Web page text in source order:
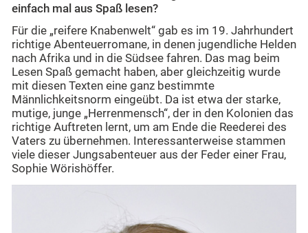
einfach mal aus Spaß lesen?
Für die „reifere Knabenwelt“ gab es im 19. Jahrhundert
richtige Abenteuerromane, in denen jugendliche Helden
nach Afrika und in die Südsee fahren. Das mag beim
Lesen Spaß gemacht haben, aber gleichzeitig wurde
mit diesen Texten eine ganz bestimmte
Männlichkeitsnorm eingeübt. Da ist etwa der starke,
mutige, junge „Herrenmensch“, der in den Kolonien das
richtige Auftreten lernt, um am Ende die Reederei des
Vaters zu übernehmen. Interessanterweise stammen
viele dieser Jungsabenteuer aus der Feder einer Frau,
Sophie Wörishöffer.